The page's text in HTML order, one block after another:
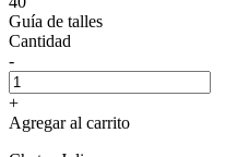
Guía de talles
Cantidad
-
+
Agregar al carrito